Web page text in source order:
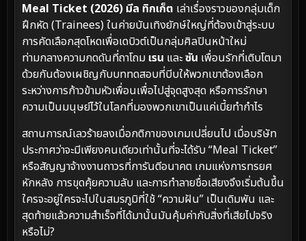
Meal Ticket (2026) มีล ทิกเก็ต เล่าเรื่องราวของกลุ่มเด็ก
ฝึกหัด (Trainees) ในค่ายบันเทิงยักษ์ใหญ่ที่ต้องเข้าสู่ระบบ
การคัดเลือกสุดโหดเพื่อเดบิวต์เป็นกลุ่มศิลปินหน้าใหม่
ท่ามกลางความกดดันที่ถาโถม เรน และซัน เพื่อนรักที่เติบโตมา
ด้วยกันต้องเผชิญกับบททดสอบที่บีบให้พวกเขาต้องเลือก
ระหว่างการก้าวข้ามหัวเพื่อนเพื่อไปสู่จุดสูงสุด หรือการรักษา
ความเป็นมนุษย์ไว้ในโลกที่มองพวกเขาเป็นแค่เบี้ยทำกำไร
สถานการณ์เลวร้ายลงเมื่อกติกาของเกมเปลี่ยนไป เมื่อบริษัท
ประกาศว่าจะมีเพียงคนเดียวเท่านั้นที่จะได้รับ “Meal Ticket”
หรือสัญญาจ้างงานถาวรที่การันตีอนาคต เกมแห่งการทรยศ
หักหลัง การขุดคุ้ยความลับ และการทำลายชื่อเสียงจึงเริ่มต้นขึ้น
ใครจะอยู่ใครจะไปในสมรภูมิที่ใช้ “ความฝัน” เป็นเดิมพัน และ
สุดท้ายแล้วความสำเร็จที่ได้มานั้นมันคุ้มค่ากับสิ่งที่เสียไปจริง
หรือไม่?